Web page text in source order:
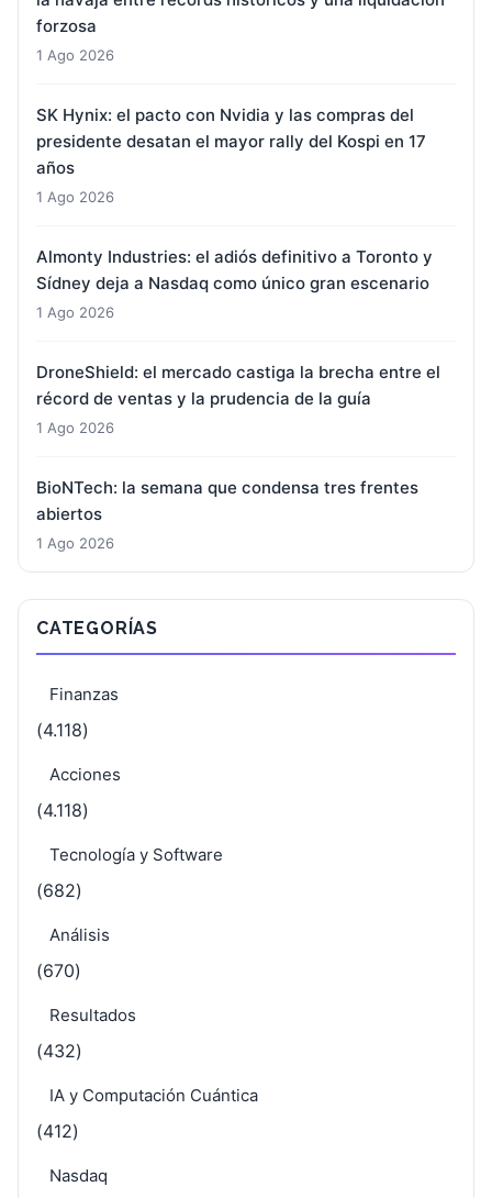
forzosa
1 Ago 2026
SK Hynix: el pacto con Nvidia y las compras del
presidente desatan el mayor rally del Kospi en 17
años
1 Ago 2026
Almonty Industries: el adiós definitivo a Toronto y
Sídney deja a Nasdaq como único gran escenario
1 Ago 2026
DroneShield: el mercado castiga la brecha entre el
récord de ventas y la prudencia de la guía
1 Ago 2026
BioNTech: la semana que condensa tres frentes
abiertos
1 Ago 2026
CATEGORÍAS
Finanzas
(4.118)
Acciones
(4.118)
Tecnología y Software
(682)
Análisis
(670)
Resultados
(432)
IA y Computación Cuántica
(412)
Nasdaq